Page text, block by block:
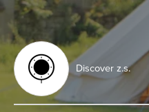
Discover z.s.